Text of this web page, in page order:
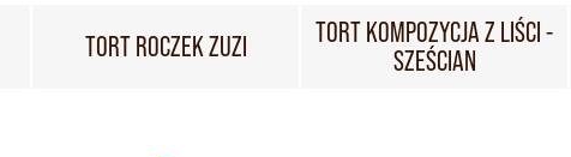
TORT ROCZEK ZUZI
TORT KOMPOZYCJA Z LIŚCI -
SZEŚCIAN